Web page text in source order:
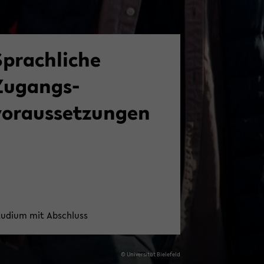
mit Ab­schluss
© Uni­ver­si­tät Bie­le­feld